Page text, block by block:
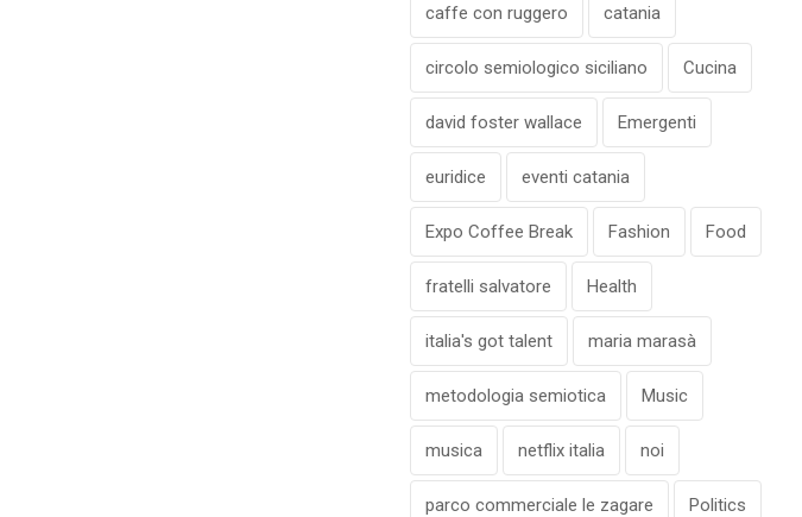
caffe con ruggero catania
circolo semiologico siciliano Cucina
david foster wallace Emergenti
euridice eventi catania
Expo Coffee Break Fashion Food
fratelli salvatore Health
italia's got talent maria marasà
metodologia semiotica Music
musica netflix italia noi
parco commerciale le zagare Politics